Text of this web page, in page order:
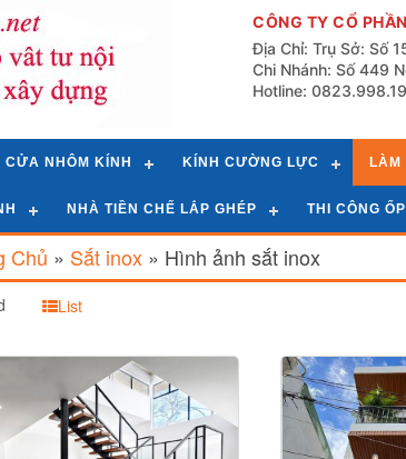
CÔNG TY CỔ
Địa Chỉ: Trụ Sở: Số
Chi Nhánh: Số 449
Hotline:
CỬA NHÔM KÍNH KÍNH CƯỜNG LỰC LÀM
NHÀ TIỀN CHẾ LẮP GHÉP THI CÔNG
Chủ » Sắt inox» Hình ảnh sắt inox
List